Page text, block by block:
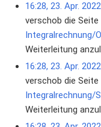
16:28, 23. Apr. 2022
verschob die Seite
Integralrechnung/
Weiterleitung
16:28, 23. Apr. 2022
verschob die Seite
Integralrechnung/
Weiterleitung